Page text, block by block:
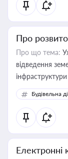
Про
Про що тема:
відведення
інфраструктури
Будівельна
Електронні